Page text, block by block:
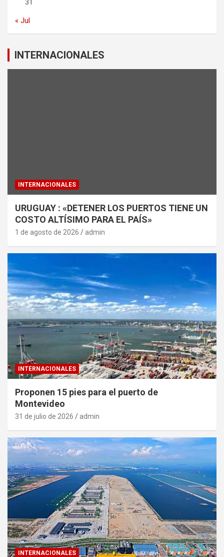
31
« Jul
INTERNACIONALES
INTERNACIONALES
URUGUAY : «DETENER LOS PUERTOS TIENE UN
COSTO ALTÍSIMO PARA EL PAÍS»
1 de agosto de 2026 admin
INTERNACIONALES
Proponen 15 pies para el puerto de
Montevideo
31 de julio de 2026 admin
INTERNACIONALES